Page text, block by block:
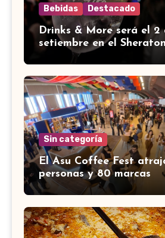
Bebidas Destacado
Drinks & More será el 2
setiembre en el Sheraton
Sin categoría
El Asu Coffee Fest
personas y 80 marcas